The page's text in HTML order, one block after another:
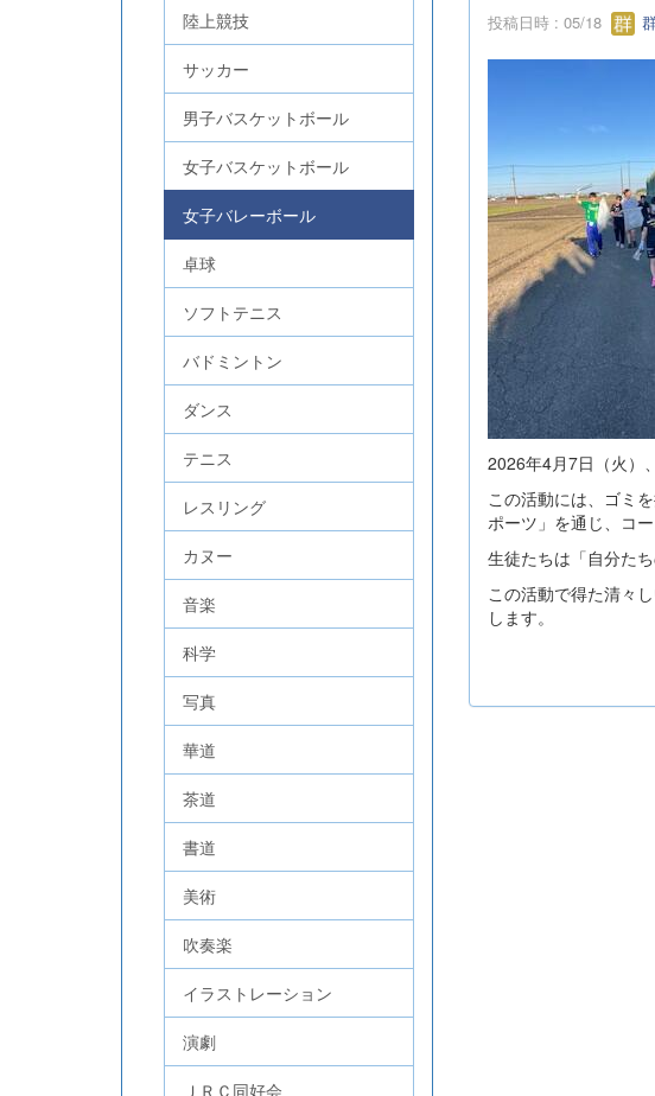
投稿日時 : 05/18
2026年4月7日（火）
この活動には、ゴミ
ポーツ」を通じ、コ
生徒たちは「自分た
この活動で得た清々
します。
陸上競技
サッカー
男子バスケットボール
女子バスケットボール
女子バレーボール
卓球
ソフトテニス
バドミントン
ダンス
テニス
レスリング
カヌー
音楽
科学
写真
華道
茶道
書道
美術
吹奏楽
イラストレーション
演劇
ＪＲＣ同好会